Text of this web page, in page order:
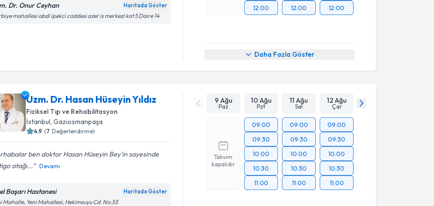
Dr. Onur Ceyhan Haritada Göster
mahallesi abdi ipekci caddesi azer is merkezi kat 5 Daire 14
12:00
12:00
12:00
Daha Fazla Göster
Uzm. Dr. Hasan Hüseyin Yıldız
Fiziksel Tıp ve Rehabilitasyon
İstanbul, Gaziosmanpaşa
4.9 (7 Değerlendirme)
ben doktor Hasan Hüseyin Bey'in sayesinde
atağı...
Devamı
Başarı Hastanesi Haritada Göster
Mahalle, Yeni Mahallesi, Hekimsuyu Cd. No:53
9 Ağu
Paz
10 Ağu
Pzt
11 Ağu
Sal
12 Ağu
Çar
Takvim
kapalıdır
09:00
09:30
10:00
10:30
11:00
09:00
09:30
10:00
10:30
11:00
09:00
09:30
10:00
10:30
11:00